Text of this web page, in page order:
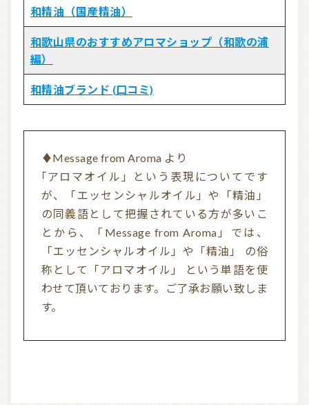
和精油（国産精油）
和歌山県のおすすめアロマショップ（和歌の浦
編）
和精油ブランド (口コミ)
♦Message from Aroma より
「アロマオイル」という表現についてです
が、「エッセンシャルオイル」や「精油」
の同義語として把握されている方が多いこ
とから、「Message from Aroma」では、
「エッセンシャルオイル」や「精油」 の俗
称として「アロマオイル」 という単語を使
わせて頂いております。ご了承お願い致しま
す。